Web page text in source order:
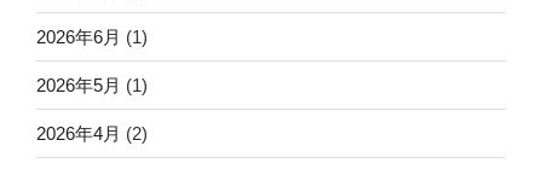
2026年6月 (1)
2026年5月 (1)
2026年4月 (2)